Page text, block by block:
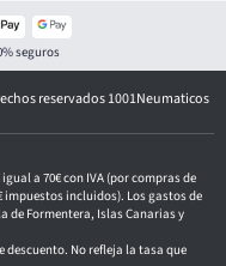
seguros
reservados 1001Neumaticos
a 70€ con IVA (por compras de
impuestos incluidos). Los gastos de
de Formentera, Islas Canarias y
No refleja la tasa que